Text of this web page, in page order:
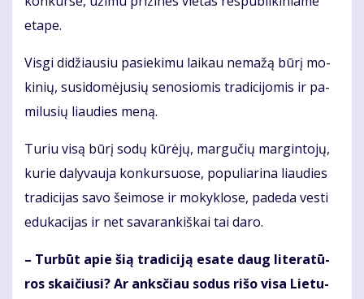
eta­pe.
Vis­gi di­džiau­siu pa­sie­ki­mu lai­kau ne­ma­žą bū­rį mo­
ki­nių, su­si­do­mė­ju­sių se­no­sio­mis tra­di­ci­jo­mis ir pa­
mi­lu­sių liau­dies me­ną.
Tu­riu vi­są bū­rį so­dų kū­rė­jų, mar­gu­čių mar­gin­to­jų,
ku­rie da­ly­vau­ja kon­kur­suo­se, po­pu­lia­ri­na liau­dies
tra­di­ci­jas sa­vo šei­mo­se ir mo­kyk­lo­se, pa­de­da ves­ti
edu­ka­ci­jas ir net sa­va­ran­kiš­kai tai da­ro.
– Tur­būt apie šią tra­di­ci­ją esa­te daug li­te­ra­tū­
ros skai­čiu­si? Ar anks­čiau so­dus ri­šo vi­sa Lie­tu­